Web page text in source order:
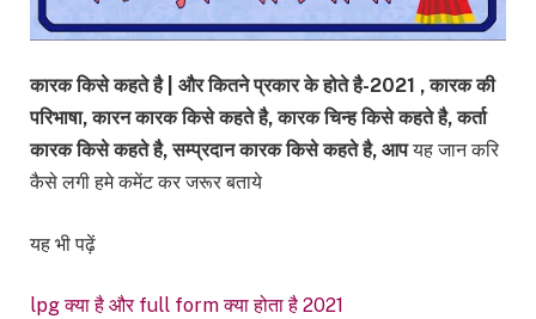
कारक किसे कहते है | और कितने प्रकार के होते है-2021 , कारक की
परिभाषा, कारन कारक किसे कहते है, कारक चिन्ह किसे कहते है, कर्ता
कारक किसे कहते है, सम्प्रदान कारक किसे कहते है, आपयह जान करि
कैसे लगी हमे कमेंट कर जरूर बताये
यह भी पढ़ें
lpg क्या है और full form क्या होता है 2021